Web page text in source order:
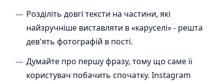
Розділіть довгі тексти на частини, які
найзручніше виставляти в «каруселі» - решта
дев'ять фотографій в пості.
Думайте про першу фразу, тому що саме її
користувач побачить спочатку. Instagram